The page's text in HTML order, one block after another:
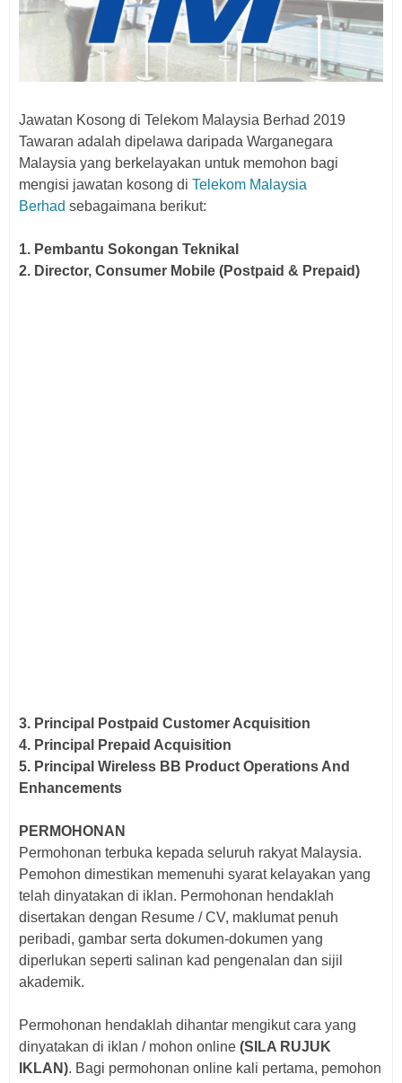
Jawatan Kosong di Telekom Malaysia Berhad 2019
Tawaran adalah dipelawa daripada Warganegara
Malaysia yang berkelayakan untuk memohon bagi
mengisi jawatan kosong di Telekom Malaysia
Berhad sebagaimana berikut:
1. Pembantu Sokongan Teknikal
2. Director, Consumer Mobile (Postpaid & Prepaid)
3. Principal Postpaid Customer Acquisition
4. Principal Prepaid Acquisition
5. Principal Wireless BB Product Operations And
Enhancements
PERMOHONAN
Permohonan terbuka kepada seluruh rakyat Malaysia.
Pemohon dimestikan memenuhi syarat kelayakan yang
telah dinyatakan di iklan. Permohonan hendaklah
disertakan dengan Resume / CV, maklumat penuh
peribadi, gambar serta dokumen-dokumen yang
diperlukan seperti salinan kad pengenalan dan sijil
akademik.
Permohonan hendaklah dihantar mengikut cara yang
dinyatakan di iklan / mohon online (SILA RUJUK
IKLAN). Bagi permohonan online kali pertama, pemohon